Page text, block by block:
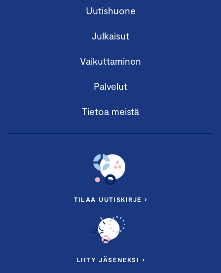
Uutishuone
Julkaisut
Vaikuttaminen
Palvelut
Tietoa meistä
TILAA UUTISKIRJE ›
LIITY JÄSENEKSI ›